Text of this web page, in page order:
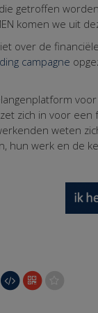
getroffen
komen we uit
over de
campagne
zich in voor
weten
hun werk en de